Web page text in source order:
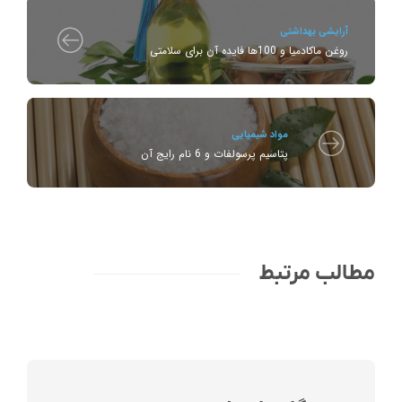
آرایشی بهداشتی
روغن ماکادمیا و 100ها فایده آن برای سلامتی
مواد شیمیایی
پتاسیم پرسولفات و 6 نام رایج آن
مطالب مرتبط